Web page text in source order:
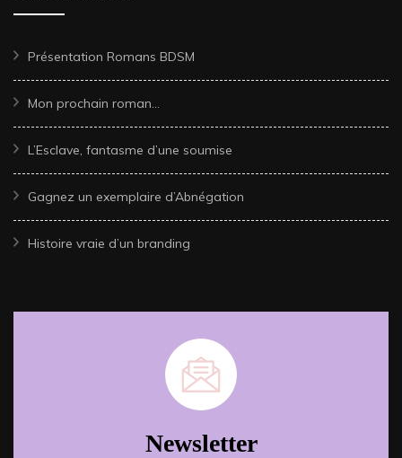
Présentation Romans BDSM
Mon prochain roman…
L’Esclave, fantasme d’une soumise
Gagnez un exemplaire d’Abnégation
Histoire vraie d’un branding
Newsletter